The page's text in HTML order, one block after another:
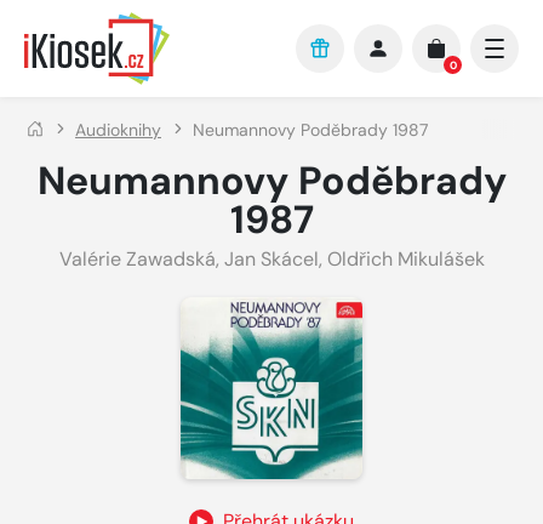
Přejít na hlavní obsah
0
Audioknihy Neumannovy Poděbrady 1987
Neumannovy Poděbrady
1987
Valérie Zawadská, Jan Skácel, Oldřich Mikulášek